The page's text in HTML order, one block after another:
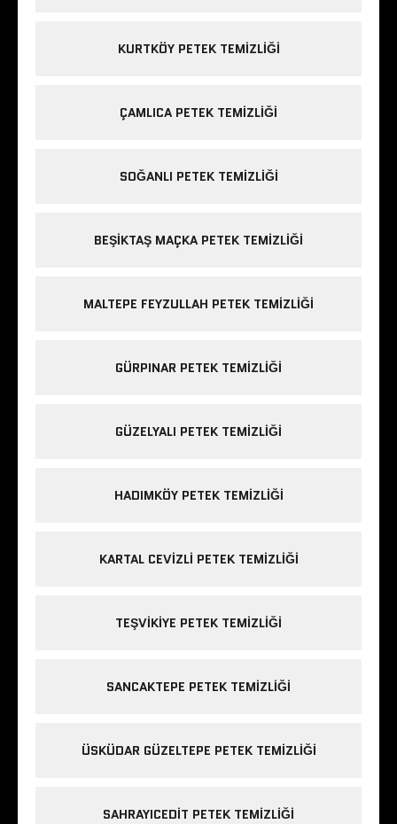
KURTKÖY PETEK TEMIZLIĞI
ÇAMLICA PETEK TEMIZLIĞI
SOĞANLI PETEK TEMIZLIĞI
BEŞIKTAŞ MAÇKA PETEK TEMIZLIĞI
MALTEPE FEYZULLAH PETEK TEMIZLIĞI
GÜRPINAR PETEK TEMIZLIĞI
GÜZELYALI PETEK TEMIZLIĞI
HADIMKÖY PETEK TEMIZLIĞI
KARTAL CEVIZLI PETEK TEMIZLIĞI
TEŞVIKIYE PETEK TEMIZLIĞI
SANCAKTEPE PETEK TEMIZLIĞI
ÜSKÜDAR GÜZELTEPE PETEK TEMIZLIĞI
SAHRAYICEDIT PETEK TEMIZLIĞI